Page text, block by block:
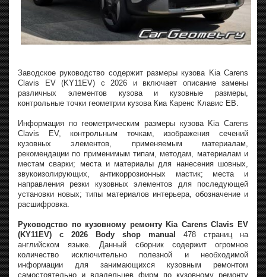
Заводское руководство содержит размеры кузова Kia Carens
Clavis EV (KY11EV) с 2026 и включает описание замены
различных элементов кузова и кузовные размеры,
контрольные точки геометрии кузова Киа Каренс Клавис ЕВ.
Информация по геометрическим размеры кузова Kia Carens
Clavis EV, контрольным точкам, изображения сечений
кузовных элементов, применяемым материалам,
рекомендации по применимым типам, методам, материалам и
местам сварки; места и материалы для нанесения шовных,
звукоизолирующих, антикоррозионных мастик; места и
направления резки кузовных элементов для последующей
установки новых; типы материалов интерьера, обозначение и
расшифровка.
Руководство по кузовному ремонту Kia Carens Clavis EV
(KY11EV) с 2026 Body shop manual
478 страниц на
английском языке. Данный сборник содержит огромное
количество исключительно полезной и необходимой
информации для занимающихся кузовным ремонтом
самостоятельно и владельцев фирм по кузовному ремонту